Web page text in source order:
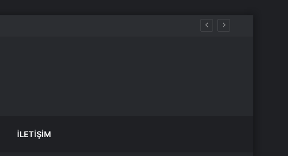
İLETIŞIM